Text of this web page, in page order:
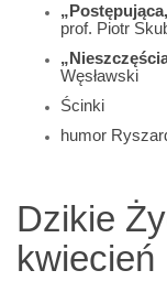
prof. Piotr
Węsławski
Ścinki
humor
Dzikie
kwiecień